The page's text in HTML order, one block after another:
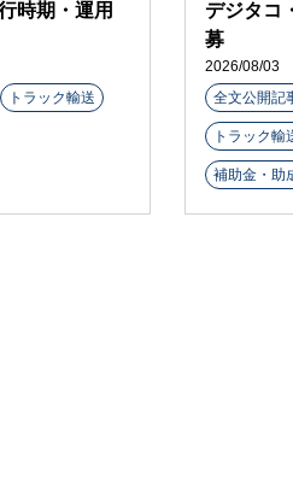
時期・運用
トラック輸送
デジタコ
募
2026/08/03
全文公開記
トラック輸
補助金・助